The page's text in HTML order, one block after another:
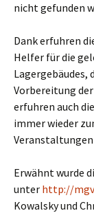
nicht gefunden
Dank erfuhren
Helfer für die
Lagergebäudes,
Vorbereitung
erfuhren auch
immer wieder
Erwähnt wurde
unter http://
Kowalsky und